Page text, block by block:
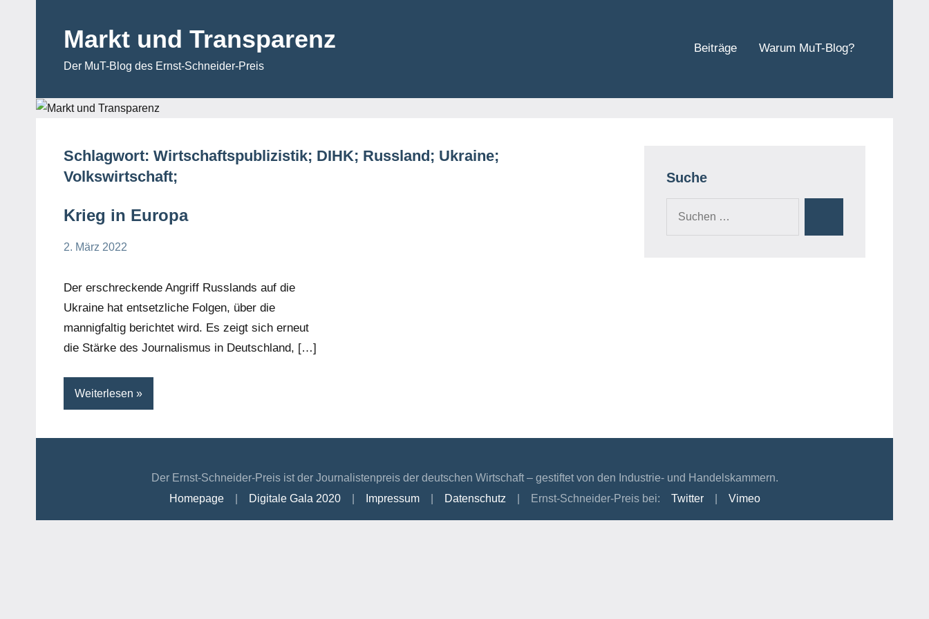
springenMarkt und Transparenz
Der MuT-Blog des Ernst-Schneider-Preis
Beiträge Warum MuT-Blog?
Schlagwort: Wirtschaftspublizistik; DIHK; Russland; Ukraine;
Volkswirtschaft;
Krieg in Europa
2. März 2022
Der erschreckende Angriff Russlands auf die
Ukraine hat entsetzliche Folgen, über die
mannigfaltig berichtet wird. Es zeigt sich erneut
die Stärke des Journalismus in Deutschland, […]
Weiterlesen
Suche
Der Ernst-Schneider-Preis ist der Journalistenpreis der deutschen Wirtschaft – gestiftet von den Industrie- und Handelskammern.
Homepage| Digitale Gala 2020| Impressum| Datenschutz | Ernst-Schneider-Preis bei: Twitter| Vimeo